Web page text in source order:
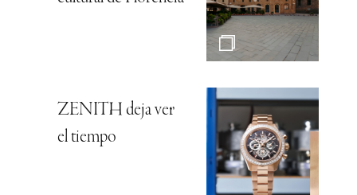
ZENITH deja ver
el tiempo